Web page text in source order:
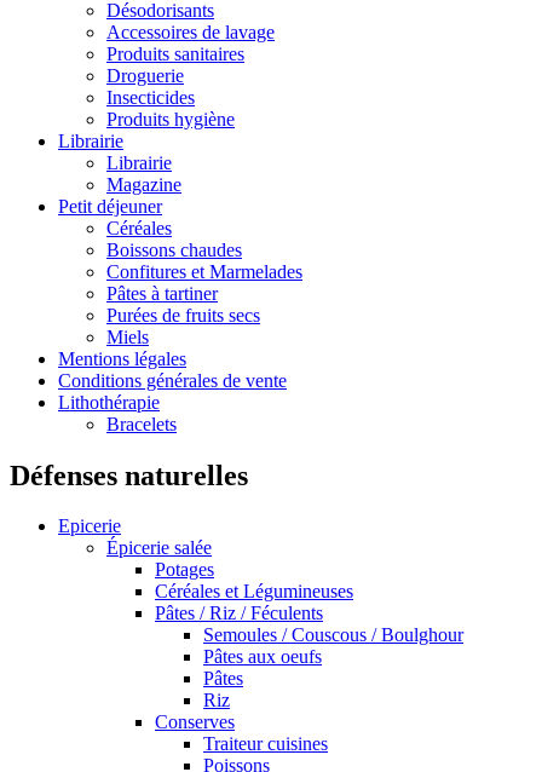
Désodorisants
Accessoires de lavage
Produits sanitaires
Droguerie
Insecticides
Produits hygiène
Librairie
Librairie
Magazine
Petit déjeuner
Céréales
Boissons chaudes
Confitures et Marmelades
Pâtes à tartiner
Purées de fruits secs
Miels
Mentions légales
Conditions générales de vente
Lithothérapie
Bracelets
Défenses naturelles
Epicerie
Épicerie salée
Potages
Céréales et Légumineuses
Pâtes / Riz / Féculents
Semoules / Couscous / Boulghour
Pâtes aux oeufs
Pâtes
Riz
Conserves
Traiteur cuisines
Poissons